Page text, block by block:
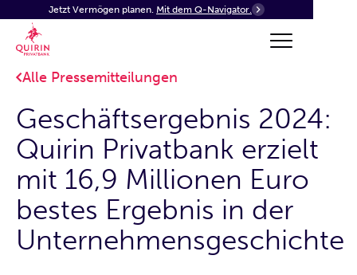
Jetzt Vermögen planen. Mit dem Q-Navigator.
Alle Pressemitteilungen
Geschäftsergebnis 2024:
Quirin Privatbank erzielt
mit 16,9 Millionen Euro
bestes Ergebnis in der
Unternehmensgeschichte